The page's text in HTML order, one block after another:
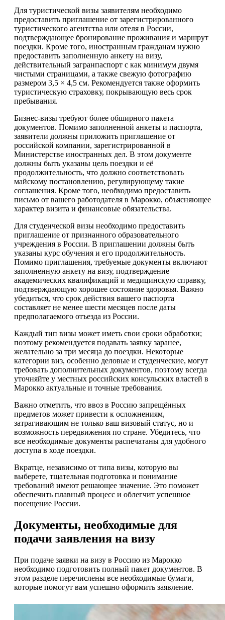
Для туристической визы заявителям необходимо
предоставить приглашение от зарегистрированного
туристического агентства или отеля в России,
подтверждающее бронирование проживания и маршрут
поездки. Кроме того, иностранным гражданам нужно
предоставить заполненную анкету на визу,
действительный загранпаспорт с как минимум двумя
чистыми страницами, а также свежую фотографию
размером 3,5 × 4,5 см. Рекомендуется также оформить
туристическую страховку, покрывающую весь срок
пребывания.
Бизнес-визы требуют более обширного пакета
документов. Помимо заполненной анкеты и паспорта,
заявители должны приложить приглашение от
российской компании, зарегистрированной в
Министерстве иностранных дел. В этом документе
должны быть указаны цель поездки и её
продолжительность, что должно соответствовать
майскому постановлению, регулирующему такие
соглашения. Кроме того, необходимо предоставить
письмо от вашего работодателя в Марокко, объясняющее
характер визита и финансовые обязательства.
Для студенческой визы необходимо предоставить
приглашение от признанного образовательного
учреждения в России. В приглашении должны быть
указаны курс обучения и его продолжительность.
Помимо приглашения, требуемые документы включают
заполненную анкету на визу, подтверждение
академических квалификаций и медицинскую справку,
подтверждающую хорошее состояние здоровья. Важно
убедиться, что срок действия вашего паспорта
составляет не менее шести месяцев после даты
предполагаемого отъезда из России.
Каждый тип визы может иметь свои сроки обработки;
поэтому рекомендуется подавать заявку заранее,
желательно за три месяца до поездки. Некоторые
категории виз, особенно деловые и студенческие, могут
требовать дополнительных документов, поэтому всегда
уточняйте у местных российских консульских властей в
Марокко актуальные и точные требования.
Важно отметить, что ввоз в Россию запрещённых
предметов может привести к осложнениям,
затрагивающим не только ваш визовый статус, но и
возможность передвижения по стране. Убедитесь, что
все необходимые документы распечатаны для удобного
доступа в ходе поездки.
Вкратце, независимо от типа визы, которую вы
выберете, тщательная подготовка и понимание
требований имеют решающее значение. Это поможет
обеспечить плавный процесс и облегчит успешное
посещение России.
Документы, необходимые для
подачи заявления на визу
При подаче заявки на визу в Россию из Марокко
необходимо подготовить полный пакет документов. В
этом разделе перечислены все необходимые бумаги,
которые помогут вам успешно оформить заявление.